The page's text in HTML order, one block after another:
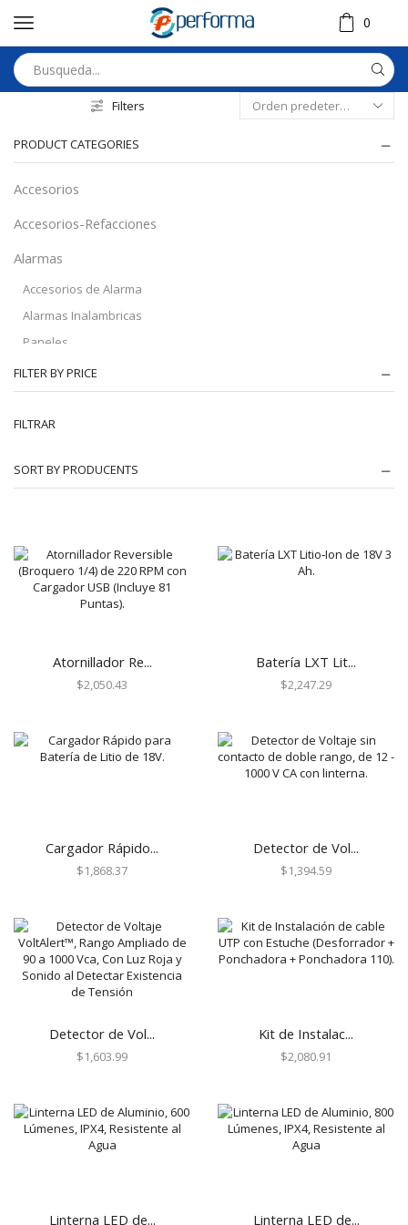
0
Filters
PRODUCT CATEGORIES
Accesorios
Accesorios-Refacciones
Alarmas
Accesorios de Alarma
Alarmas Inalambricas
Paneles
Audio
Accesorios
Estaciones de Jalón
Sirenas y Estrobos
Automatización - Casa Inteligente
Lutron
Lutron Caseta Wireless
Relevadores WiFi
Termostatos
Centrales de Monitoreo
Centrales de Monitoreo de Alarmas
Cercas Eléctricas
Accesorios
Energizadores
Contactos Magnéticos
Contacto Magnético Cableado
Detectores / Sensores
Activos
Fotoeléctricos y Microondas
FILTER BY PRICE
FILTRAR
SORT BY PRODUCENTS
Atornillador Re...
$2,050.43
Batería LXT Lit...
$2,247.29
Cargador Rápido...
$1,868.37
Detector de Vol...
$1,394.59
Detector de Vol...
$1,603.99
Kit de Instalac...
$2,080.91
Linterna LED de... Linterna LED de...